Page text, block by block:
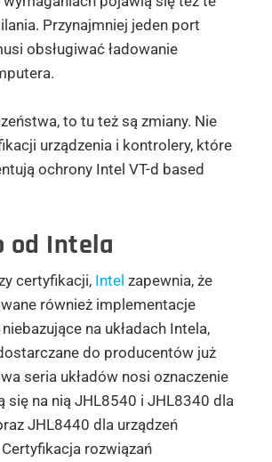
Przynajmniej jeden port
obsługiwać ładowanie
to tu też są zmiany. Nie
urządzenia i kontrolery, które
ochrony Intel VT-d based
od Intela
certyfikacji, Intel zapewnia, że
również implementacje
na układach Intela,
do producentów już
seria układów nosi oznaczenie
się na nią JHL8540 i JHL8340 dla
JHL8440 dla urządzeń
rozwiązań